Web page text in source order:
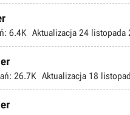
6.4K Aktualizacja 24 listopada
26.7K Aktualizacja 18